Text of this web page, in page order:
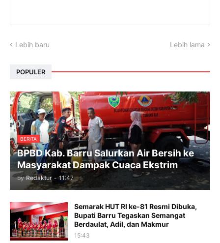
Lebih baru Lebih lama
POPULER
BERITA
BPBD Kab. Barru Salurkan Air Bersih ke
Masyarakat Dampak Cuaca Ekstrim
by Redaktur - 11:47
Semarak HUT RI ke-81 Resmi Dibuka,
Bupati Barru Tegaskan Semangat
Berdaulat, Adil, dan Makmur
15:43